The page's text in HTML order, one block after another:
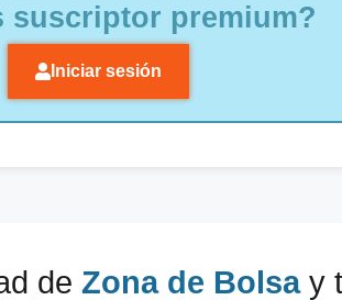
suscriptor premium?
Iniciar sesión
de Zona de Bolsay